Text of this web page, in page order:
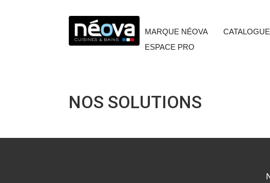
MARQUE NÉOVA
ESPACE PRO
NOS SOLUTIONS